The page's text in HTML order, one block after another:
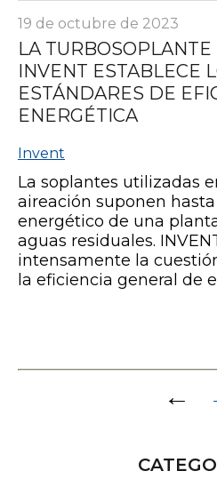
19 de octubre de 2023
LA
INVENT ESTABLECE
ESTÁNDARES DE
ENERGÉTICA
Invent
La soplantes utilizadas
aireación suponen
energético de una
aguas residuales.
intensamente la
la eficiencia general de
Paginación
entradas
←